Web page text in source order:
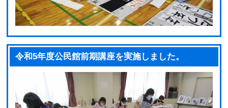
令和5年度公民館前期講座を実施しました。